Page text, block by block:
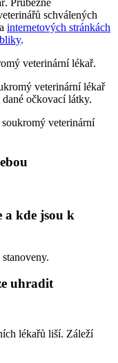
schválených
internetových stránkách
.
veterinární lékař.
veterinární lékař
očkovací látky.
veterinární
a kde jsou k
uhradit
lékařů liší. Záleží